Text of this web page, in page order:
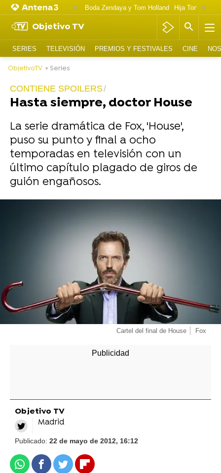
Boda Zendaya y Tom Holland Hija Tom
Objetivo TV
SERIES TELEVISIÓN PREMIOS Y FESTIVALES CINE
ObjetivoTV » Series
CONTIENE SPOILERS
Hasta siempre, doctor House
La serie dramática de Fox, 'House',
puso su punto y final a ocho
temporadas en televisión con un
último capítulo plagado de giros de
guión engañosos.
-
Cartel del final de House Fox
Objetivo TV
Madrid
Publicado: 22 de mayo de 2012, 16:12
WhatsappFacebook
TwitterFlipboard